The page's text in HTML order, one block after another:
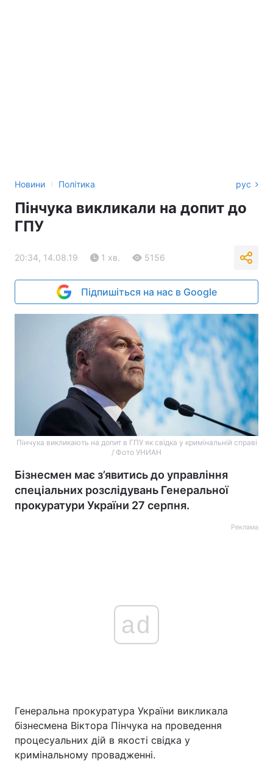
Новини › Політика рус
Пінчука викликали на допит до
ГПУ
20:34, 14.08.19 1 хв. 5156
Підпишіться на нас в Google
Пінчука викликають на допит в ГПУ як свідка у кримінальній справі
/ Фото УНИАН
Бізнесмен має з’явитись до управління
спеціальних розслідувань Генеральної
прокуратури України 27 серпня.
Реклама
ad
Генеральна прокуратура України викликала
бізнесмена Віктора Пінчука на проведення
процесуальних дій в якості свідка у
кримінальному провадженні.